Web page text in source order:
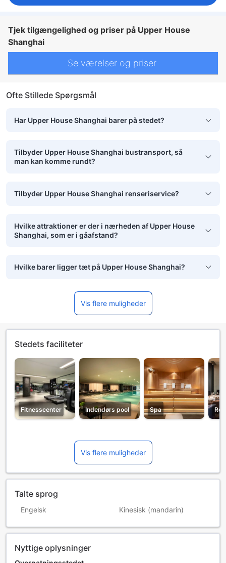
Tjek tilgængelighed og priser på Upper House
Shanghai
Se værelser og priser
Ofte Stillede Spørgsmål
Har Upper House Shanghai barer på stedet?
Tilbyder Upper House Shanghai bustransport, så
man kan komme rundt?
Tilbyder Upper House Shanghai renseriservice?
Hvilke attraktioner er der i nærheden af Upper House
Shanghai, som er i gåafstand?
Hvilke barer ligger tæt på Upper House Shanghai?
Vis flere muligheder
Stedets faciliteter
Fitnesscenter Indendørs pool Spa
Vis flere muligheder
Talte sprog
Engelsk Kinesisk (mandarin)
Nyttige oplysninger